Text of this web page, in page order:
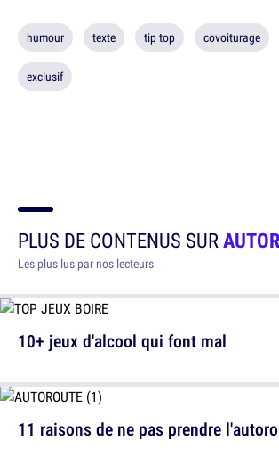
humour texte tip top covoiturage
exclusif
PLUS DE CONTENUS SUR
Les plus lus par nos lecteurs
10+ jeux d'alcool qui font mal
11 raisons de ne pas prendre